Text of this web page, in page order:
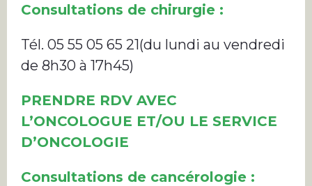
Consultations de chirurgie :
Tél. 05 55 05 65 21(du lundi au vendredi
de 8h30 à 17h45)
PRENDRE RDV AVEC
L’ONCOLOGUE ET/OU LE SERVICE
D’ONCOLOGIE
Consultations de cancérologie :